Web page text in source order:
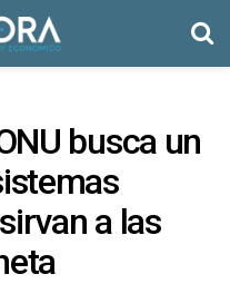
busca un
a las